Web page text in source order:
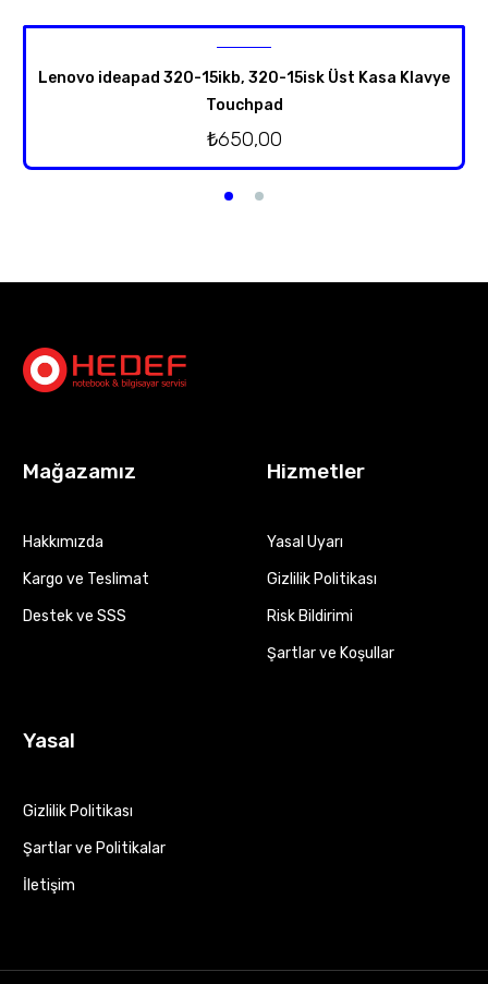
Lenovo ideapad 320-15ikb, 320-15isk Üst Kasa Klavye
Touchpad
₺650,00
Mağazamız
Hakkımızda
Kargo ve Teslimat
Destek ve SSS
Hizmetler
Yasal Uyarı
Gizlilik Politikası
Risk Bildirimi
Şartlar ve Koşullar
Yasal
Gizlilik Politikası
Şartlar ve Politikalar
İletişim